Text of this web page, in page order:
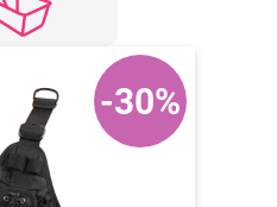
-30%